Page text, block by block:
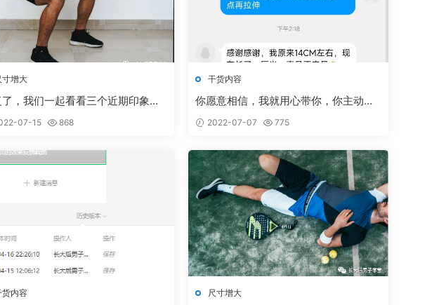
寸增大
，我们一起看看三个近期印象深
07-15 868
干货内容
你愿意相信，我就用心带你，你主动一
2022-07-07 775
货内容 尺寸增大